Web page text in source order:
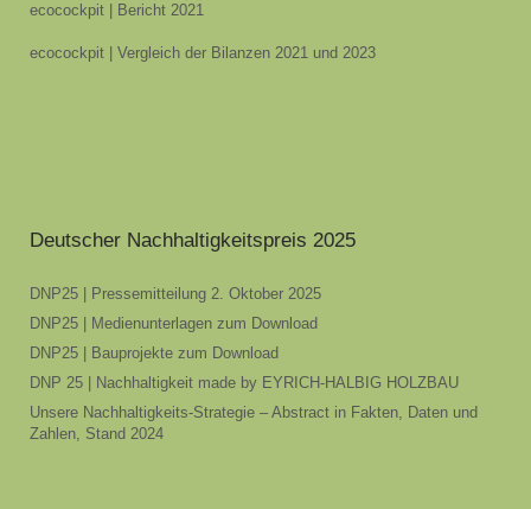
ecocockpit | Bericht 2021
ecocockpit | Vergleich der Bilanzen 2021 und 2023
Deutscher Nachhaltigkeitspreis 2025
DNP25 | Pressemitteilung 2. Oktober 2025
DNP25 | Medienunterlagen zum Download
DNP25 | Bauprojekte zum Download
DNP 25 | Nachhaltigkeit made by EYRICH-HALBIG HOLZBAU
Unsere Nachhaltigkeits-Strategie – Abstract in Fakten, Daten und
Zahlen, Stand 2024